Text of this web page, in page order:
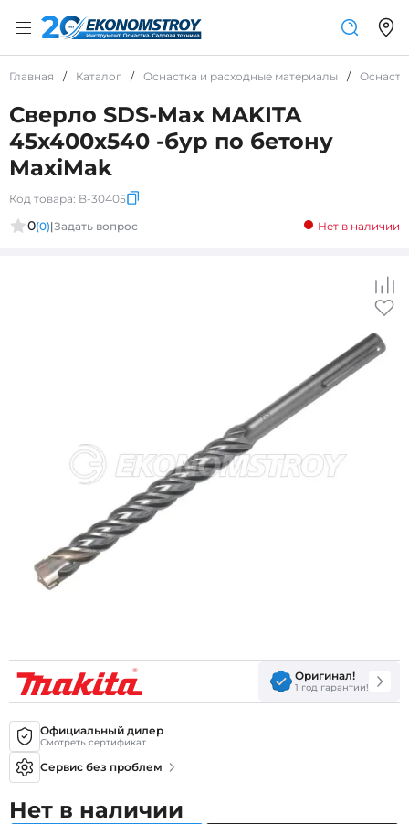
Главная / Каталог / Оснастка и расходные материалы /
Сверло SDS-Max MAKITA
45x400x540 -бур по бетону
MaxiMak
Код товара: B-30405
0(0)|Задать вопрос Нет в наличии
Оригинал!
1 год гарантии!
Официальный дилер
Смотреть сертификат
Сервис без проблем
Нет в наличии